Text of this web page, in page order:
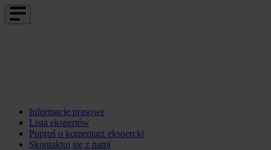
Informacje prasowe
Lista ekspertów
Poproś o komentarz ekspercki
Skontaktuj się z nami